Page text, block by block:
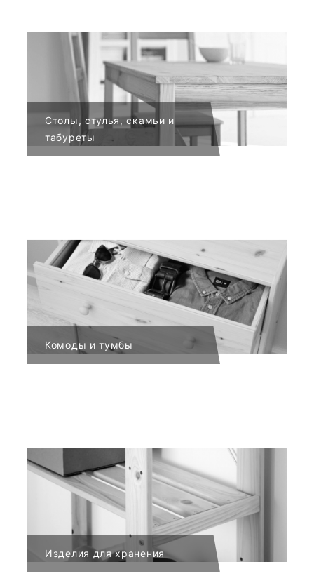
Столы, стулья, скамьи и
табуреты
Комоды и тумбы
Изделия для хранения